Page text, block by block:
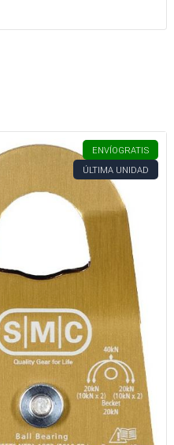
ENVÍOGRATIS
ÚLTIMA UNIDAD